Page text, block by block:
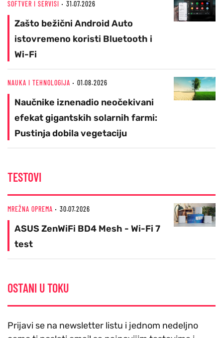
SOFTVER I SERVISI 31.07.2026
Zašto bežični Android Auto
istovremeno koristi Bluetooth i
Wi-Fi
NAUKA I TEHNOLOGIJA 01.08.2026
Naučnike iznenadio neočekivani
efekat gigantskih solarnih farmi:
Pustinja dobila vegetaciju
TESTOVI
MREŽNA OPREMA 30.07.2026
ASUS ZenWiFi BD4 Mesh - Wi-Fi 7
test
OSTANI U TOKU
Prijavi se na newsletter listu i jednom nedeljno